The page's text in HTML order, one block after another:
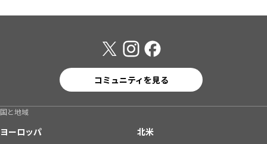
コミュニティを見る
国と地域
ヨーロッパ
北米